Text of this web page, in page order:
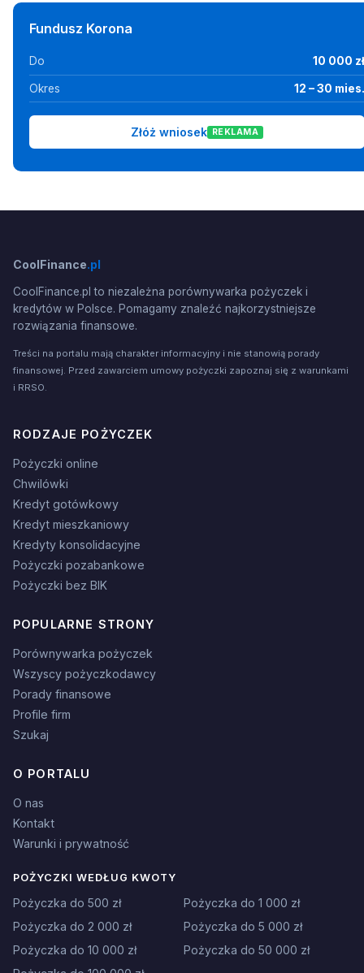
Fundusz Korona
Do 10 000 zł
Okres 12 – 30 mies.
Złóż wniosek REKLAMA
CoolFinance.pl
CoolFinance.pl to niezależna porównywarka pożyczek i
kredytów w Polsce. Pomagamy znaleźć najkorzystniejsze
rozwiązania finansowe.
Treści na portalu mają charakter informacyjny i nie stanowią porady
finansowej. Przed zawarciem umowy pożyczki zapoznaj się z warunkami
i RRSO.
RODZAJE POŻYCZEK
Pożyczki online
Chwilówki
Kredyt gotówkowy
Kredyt mieszkaniowy
Kredyty konsolidacyjne
Pożyczki pozabankowe
Pożyczki bez BIK
POPULARNE STRONY
Porównywarka pożyczek
Wszyscy pożyczkodawcy
Porady finansowe
Profile firm
Szukaj
O PORTALU
O nas
Kontakt
Warunki i prywatność
POŻYCZKI WEDŁUG KWOTY
Pożyczka do 500 zł
Pożyczka do 1 000 zł
Pożyczka do 2 000 zł
Pożyczka do 5 000 zł
Pożyczka do 10 000 zł
Pożyczka do 50 000 zł